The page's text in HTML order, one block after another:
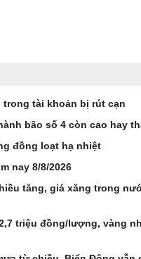
tài khoản bị rút cạn
bão số 4 còn cao hay
đồng loạt hạ nhiệt
nay 8/8/2026
tăng, giá xăng trong
triệu đồng/lượng, vàng